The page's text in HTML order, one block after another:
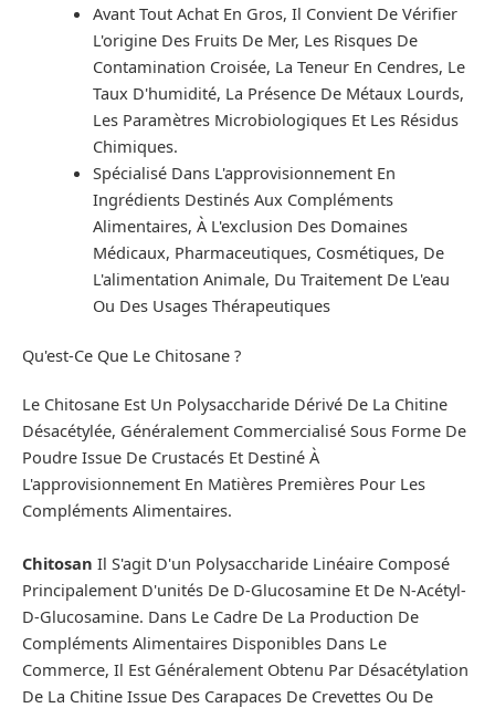
Avant Tout Achat En Gros, Il Convient De Vérifier
L'origine Des Fruits De Mer, Les Risques De
Contamination Croisée, La Teneur En Cendres, Le
Taux D'humidité, La Présence De Métaux Lourds,
Les Paramètres Microbiologiques Et Les Résidus
Chimiques.
Spécialisé Dans L'approvisionnement En
Ingrédients Destinés Aux Compléments
Alimentaires, À L'exclusion Des Domaines
Médicaux, Pharmaceutiques, Cosmétiques, De
L'alimentation Animale, Du Traitement De L'eau
Ou Des Usages Thérapeutiques
Qu'est-Ce Que Le Chitosane ?
Le Chitosane Est Un Polysaccharide Dérivé De La Chitine
Désacétylée, Généralement Commercialisé Sous Forme De
Poudre Issue De Crustacés Et Destiné À
L'approvisionnement En Matières Premières Pour Les
Compléments Alimentaires.
Chitosan Il S'agit D'un Polysaccharide Linéaire Composé
Principalement D'unités De D-Glucosamine Et De N-Acétyl-
D-Glucosamine. Dans Le Cadre De La Production De
Compléments Alimentaires Disponibles Dans Le
Commerce, Il Est Généralement Obtenu Par Désacétylation
De La Chitine Issue Des Carapaces De Crevettes Ou De